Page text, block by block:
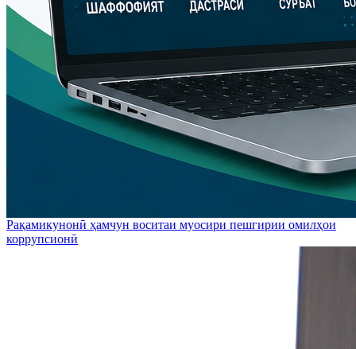
Рақамикунонӣ ҳамчун воситаи муосири пешгирии омилҳои
коррупсионӣ